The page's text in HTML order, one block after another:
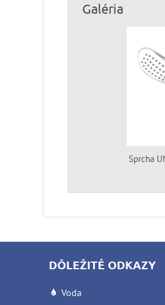
Galéria
Sprcha
DÔLEŽITÉ ODKAZY
Voda